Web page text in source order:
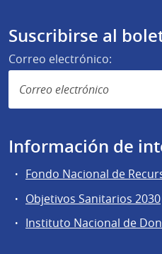
Suscribirse al
Correo electrónico:
Información de
Fondo Nacional de
Objetivos Sanitarios 2030
Instituto Nacional de